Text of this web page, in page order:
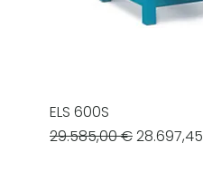
ELS 600S
Prezzo regolare
29.585,00 €Prezzo